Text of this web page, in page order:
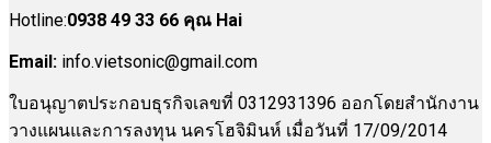
Hotline:0938 49 33 66 คุณ Hai
Email: info.vietsonic@gmail.com
ใบอนุญาตประกอบธุรกิจเลขที่ 0312931396 ออกโดยสำนักงาน
วางแผนและการลงทุน นครโฮจิมินห์ เมื่อวันที่ 17/09/2014